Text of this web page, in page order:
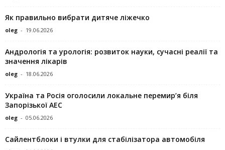
Як правильно вибрати дитяче ліжечко
oleg - 19.06.2026
Андрологія та урологія: розвиток науки, сучасні реалії та
значення лікарів
oleg - 18.06.2026
Україна та Росія оголосили локальне перемир’я біля
Запорізької АЕС
oleg - 05.06.2026
Сайлентблоки і втулки для стабілізатора автомобіля